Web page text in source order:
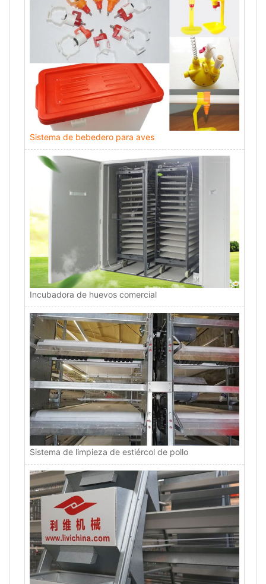
Sistema de bebedero para aves
Incubadora de huevos comercial
Sistema de limpieza de estiércol de pollo